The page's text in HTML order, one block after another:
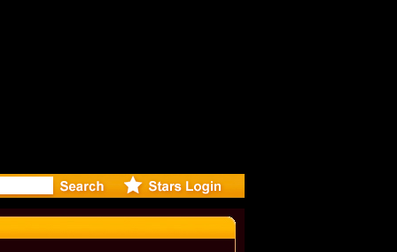
Debuts